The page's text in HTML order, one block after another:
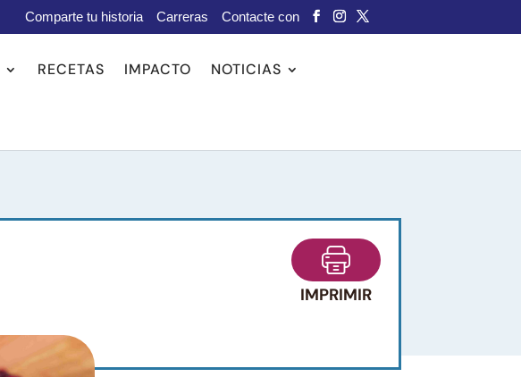
Comparte tu historia Carreras Contacte con
RECETAS IMPACTO NOTICIAS
IMPRIMIR